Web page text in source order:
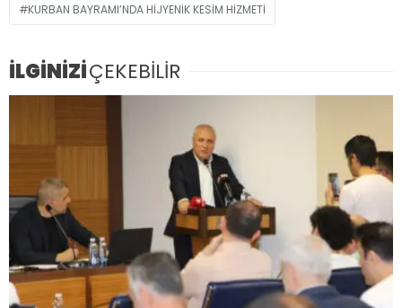
KURBAN BAYRAMI’NDA HIJYENIK KESIM HIZMETI
İLGİNİZİÇEKEBİLİR